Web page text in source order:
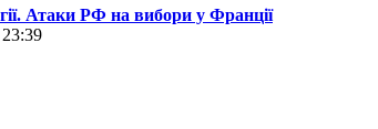
Атаки РФ на вибори у Франції